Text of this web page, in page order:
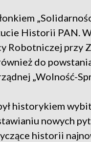
Historii PAN.
Robotniczej przy
do
„Wolność-
historykiem
nowych
historii